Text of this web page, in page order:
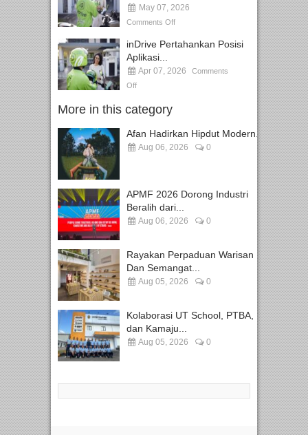
May 07, 2026
Comments Off
inDrive Pertahankan Posisi
Aplikasi...
Apr 07, 2026
Comments
Off
More in this category
Afan Hadirkan Hipdut Modern...
Aug 06, 2026 0
APMF 2026 Dorong Industri
Beralih dari...
Aug 06, 2026 0
Rayakan Perpaduan Warisan
Dan Semangat...
Aug 05, 2026 0
Kolaborasi UT School, PTBA,
dan Kamaju...
Aug 05, 2026 0